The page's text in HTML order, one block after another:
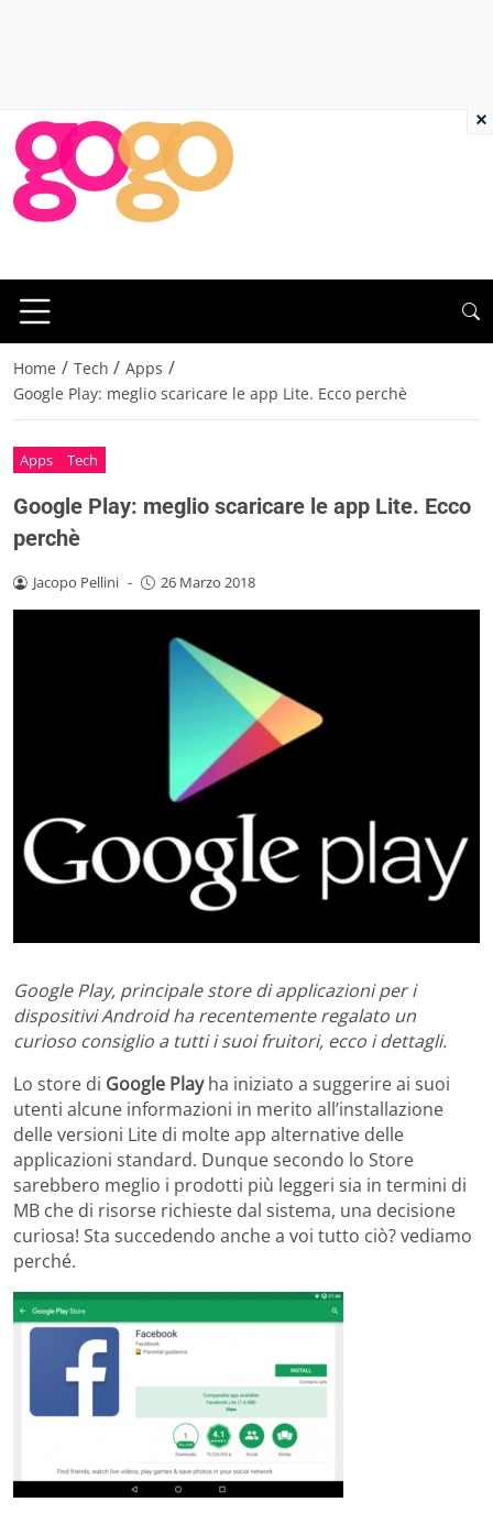
Home / Tech / Apps /
Google Play: meglio scaricare le app Lite. Ecco perchè
Apps Tech
Google Play: meglio scaricare le app Lite. Ecco
perchè
Jacopo Pellini - 26 Marzo 2018
Google Play, principale store di applicazioni per i
dispositivi Android ha recentemente regalato un
curioso consiglio a tutti i suoi fruitori, ecco i dettagli.
Lo store di Google Playha iniziato a suggerire ai suoi
utenti alcune informazioni in merito all’installazione
delle versioni Lite di molte app alternative delle
applicazioni standard. Dunque secondo lo Store
sarebbero meglio i prodotti più leggeri sia in termini di
MB che di risorse richieste dal sistema, una decisione
curiosa! Sta succedendo anche a voi tutto ciò? vediamo
perché.
×